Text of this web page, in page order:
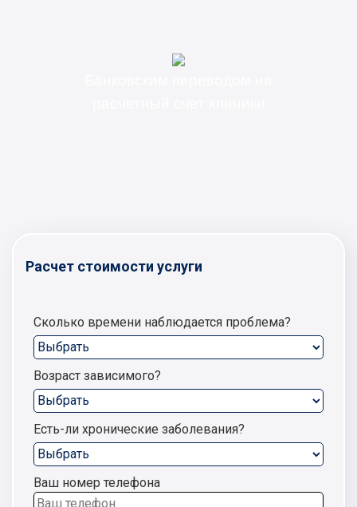
Расчет стоимости услуги
Сколько времени наблюдается проблема?
Возраст зависимого?
Есть-ли хронические заболевания?
Ваш номер телефона